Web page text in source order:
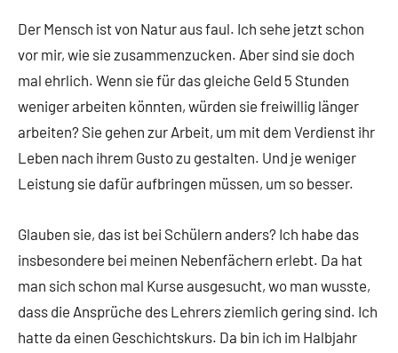
Der Mensch ist von Natur aus faul. Ich sehe jetzt schon
vor mir, wie sie zusammenzucken. Aber sind sie doch
mal ehrlich. Wenn sie für das gleiche Geld 5 Stunden
weniger arbeiten könnten, würden sie freiwillig länger
arbeiten? Sie gehen zur Arbeit, um mit dem Verdienst ihr
Leben nach ihrem Gusto zu gestalten. Und je weniger
Leistung sie dafür aufbringen müssen, um so besser.
Glauben sie, das ist bei Schülern anders? Ich habe das
insbesondere bei meinen Nebenfächern erlebt. Da hat
man sich schon mal Kurse ausgesucht, wo man wusste,
dass die Ansprüche des Lehrers ziemlich gering sind. Ich
hatte da einen Geschichtskurs. Da bin ich im Halbjahr